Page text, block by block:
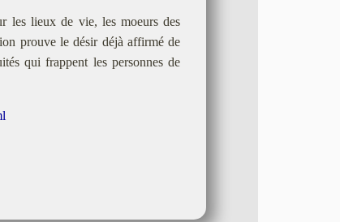
les lieux de vie, les moeurs des
prouve le désir déjà affirmé de
qui frappent les personnes de